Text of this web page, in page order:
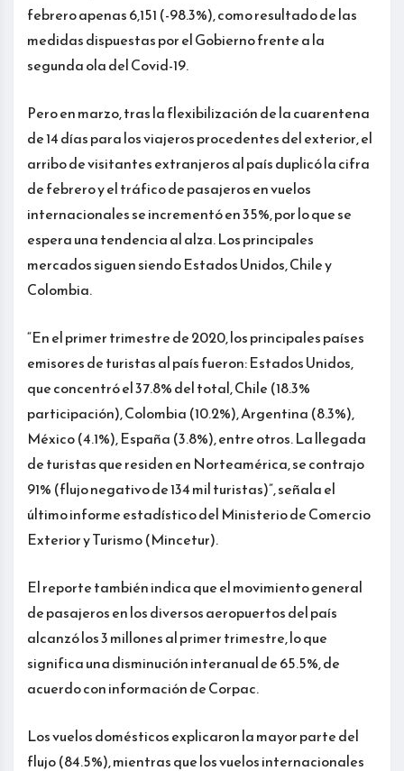
febrero apenas 6,151 (-98.3%), como resultado de las
medidas dispuestas por el Gobierno frente a la
segunda ola del Covid-19.
Pero en marzo, tras la flexibilización de la cuarentena
de 14 días para los viajeros procedentes del exterior, el
arribo de visitantes extranjeros al país duplicó la cifra
de febrero y el tráfico de pasajeros en vuelos
internacionales se incrementó en 35%, por lo que se
espera una tendencia al alza. Los principales
mercados siguen siendo Estados Unidos, Chile y
Colombia.
“En el primer trimestre de 2020, los principales países
emisores de turistas al país fueron: Estados Unidos,
que concentró el 37.8% del total, Chile (18.3%
participación), Colombia (10.2%), Argentina (8.3%),
México (4.1%), España (3.8%), entre otros. La llegada
de turistas que residen en Norteamérica, se contrajo
91% (flujo negativo de 134 mil turistas)”, señala el
último informe estadístico del Ministerio de Comercio
Exterior y Turismo (Mincetur).
El reporte también indica que el movimiento general
de pasajeros en los diversos aeropuertos del país
alcanzó los 3 millones al primer trimestre, lo que
significa una disminución interanual de 65.5%, de
acuerdo con información de Corpac.
Los vuelos domésticos explicaron la mayor parte del
flujo (84.5%), mientras que los vuelos internacionales